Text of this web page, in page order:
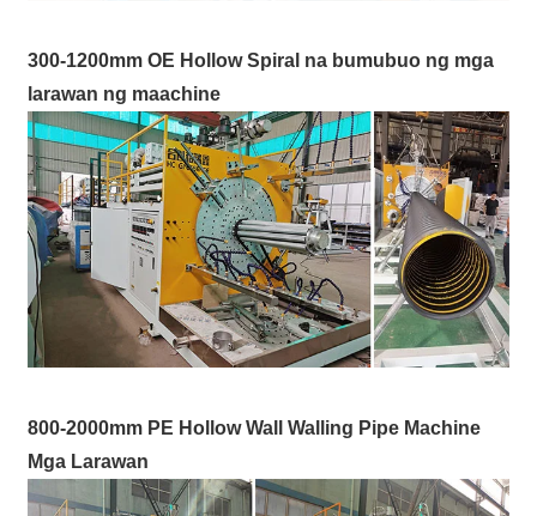
300-1200mm OE Hollow Spiral na bumubuo ng mga
larawan ng maachine
800-2000mm PE Hollow Wall Walling Pipe Machine
Mga Larawan